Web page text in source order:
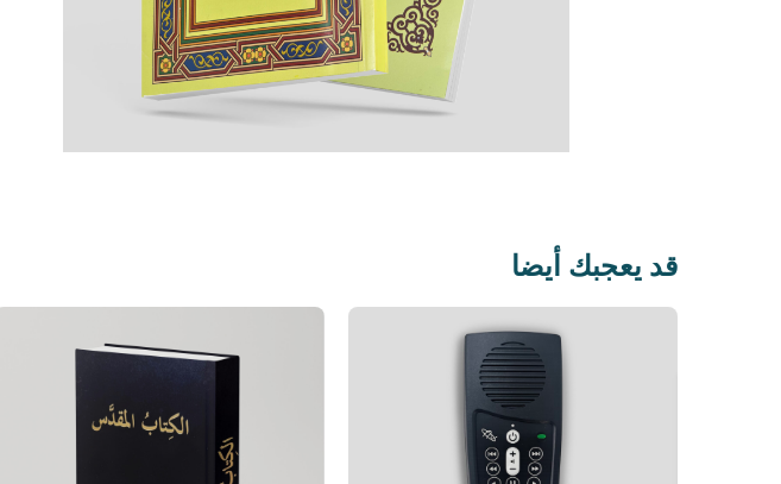
قد يعجبك أيضا